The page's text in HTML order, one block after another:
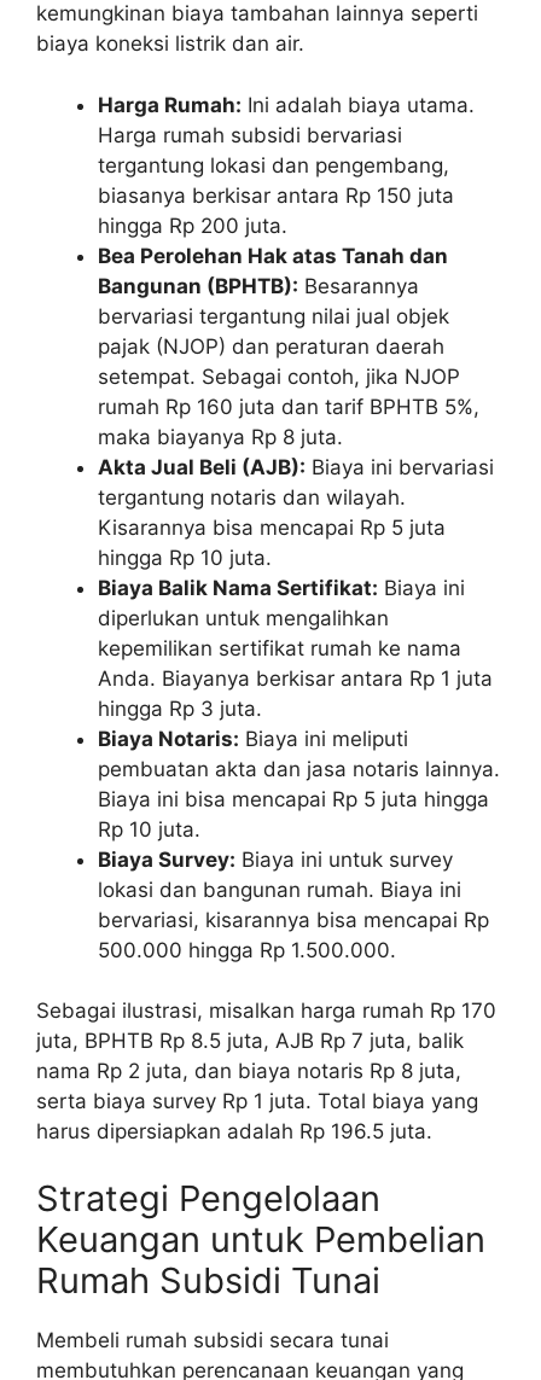
kemungkinan biaya tambahan lainnya seperti
biaya koneksi listrik dan air.
Harga Rumah: Ini adalah biaya utama.
Harga rumah subsidi bervariasi
tergantung lokasi dan pengembang,
biasanya berkisar antara Rp 150 juta
hingga Rp 200 juta.
Bea Perolehan Hak atas Tanah dan
Bangunan (BPHTB): Besarannya
bervariasi tergantung nilai jual objek
pajak (NJOP) dan peraturan daerah
setempat. Sebagai contoh, jika NJOP
rumah Rp 160 juta dan tarif BPHTB 5%,
maka biayanya Rp 8 juta.
Akta Jual Beli (AJB): Biaya ini bervariasi
tergantung notaris dan wilayah.
Kisarannya bisa mencapai Rp 5 juta
hingga Rp 10 juta.
Biaya Balik Nama Sertifikat: Biaya ini
diperlukan untuk mengalihkan
kepemilikan sertifikat rumah ke nama
Anda. Biayanya berkisar antara Rp 1 juta
hingga Rp 3 juta.
Biaya Notaris: Biaya ini meliputi
pembuatan akta dan jasa notaris lainnya.
Biaya ini bisa mencapai Rp 5 juta hingga
Rp 10 juta.
Biaya Survey: Biaya ini untuk survey
lokasi dan bangunan rumah. Biaya ini
bervariasi, kisarannya bisa mencapai Rp
500.000 hingga Rp 1.500.000.
Sebagai ilustrasi, misalkan harga rumah Rp 170
juta, BPHTB Rp 8.5 juta, AJB Rp 7 juta, balik
nama Rp 2 juta, dan biaya notaris Rp 8 juta,
serta biaya survey Rp 1 juta. Total biaya yang
harus dipersiapkan adalah Rp 196.5 juta.
Strategi Pengelolaan
Keuangan untuk Pembelian
Rumah Subsidi Tunai
Membeli rumah subsidi secara tunai
membutuhkan perencanaan keuangan yang